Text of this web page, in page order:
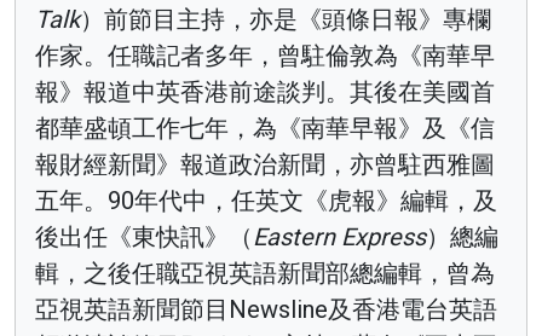
Talk）前節目主持，亦是《頭條日報》專欄
作家。任職記者多年，曾駐倫敦為《南華早
報》報道中英香港前途談判。其後在美國首
都華盛頓工作七年，為《南華早報》及《信
報財經新聞》報道政治新聞，亦曾駐西雅圖
五年。90年代中，任英文《虎報》編輯，及
後出任《東快訊》（Eastern Express）總編
輯，之後任職亞視英語新聞部總編輯，曾為
亞視英語新聞節目Newsline及香港電台英語